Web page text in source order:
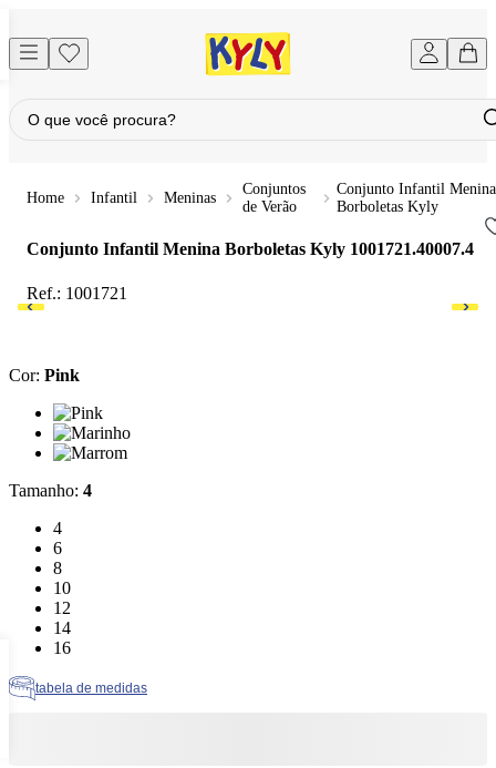
Infantil Meninas
Conjuntos
de Verão
Conjunto Infantil Menina
Borboletas Kyly
Conjunto Infantil Menina Borboletas Kyly 1001721.40007.4
Ref.: 1001721
Cor: Pink
Cor: Pink
Cor: Marinho
Cor: Marrom
Tamanho: 4
Tamanho: 4
4
Tamanho: 6
6
Tamanho: 8
8
Tamanho: 10
10
Tamanho: 12
12
Tamanho: 14
14
Tamanho: 16
16
tabela de medidas